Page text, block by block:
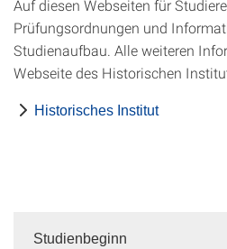
Auf diesen Webseiten für
Prüfungsordnungen und
Studienaufbau. Alle weiteren
Webseite des Historischen
Historisches Institut
Studienbeginn